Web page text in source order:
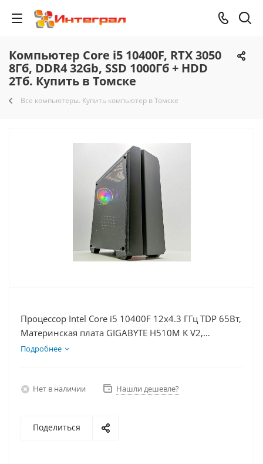
Компьютер Core i5 10400F, RTX 3050
8Гб, DDR4 32Gb, SSD 1000Гб + HDD
2Тб. Купить в Томске
Все компьютеры. Купить компьютер в Томске
Процессор Intel Core i5 10400F 12x4.3 ГГц TDP 65Вт,
Материнская плата GIGABYTE H510M K V2,
Видеокарта RTX 3050 8Гб, Память DDR4 32Gb,
Подробнее
Нет в наличии Нашли дешевле?
Поделиться